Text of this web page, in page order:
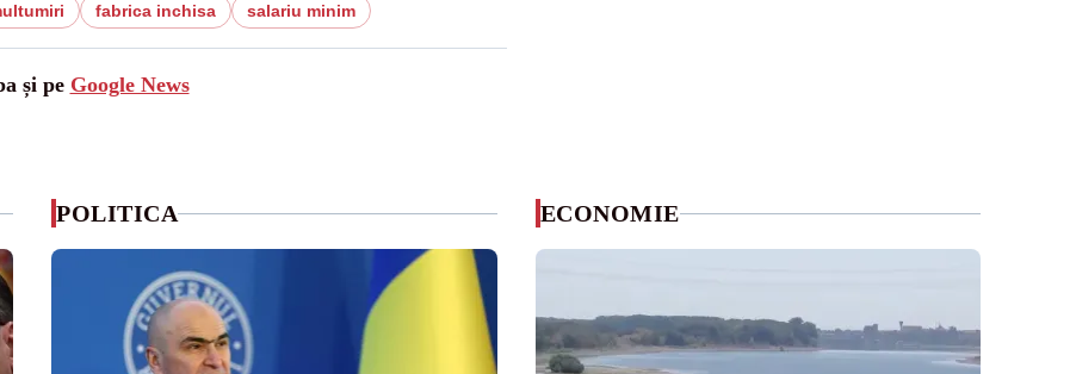
fabrica inchisa salariu minim
și pe Google News
POLITICA ECONOMIE